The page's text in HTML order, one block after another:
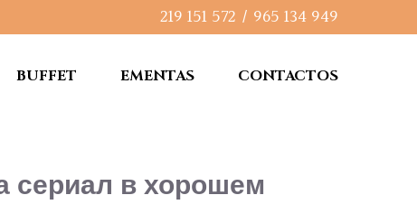
219 151 572 / 965 134 949
BUFFET EMENTAS CONTACTOS
сериал в хорошем